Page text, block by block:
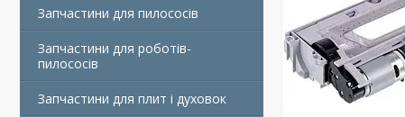
Запчастини для пилососів
Запчастини для роботів-
пилососів
Запчастини для плит і духовок